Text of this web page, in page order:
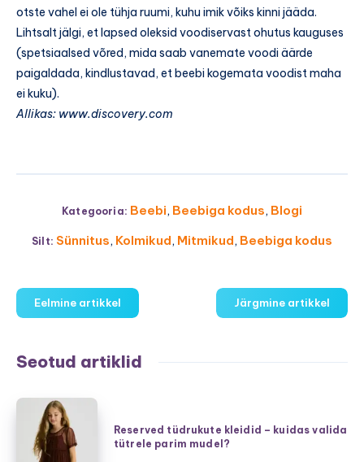
otste vahel ei ole tühja ruumi, kuhu imik võiks kinni jääda.
Lihtsalt jälgi, et lapsed oleksid voodiservast ohutus kauguses
(spetsiaalsed võred, mida saab vanemate voodi äärde
paigaldada, kindlustavad, et beebi kogemata voodist maha
ei kuku).
Allikas: www.discovery.com
Kategooria: Beebi, Beebiga kodus, Blogi
Silt: Sünnitus, Kolmikud, Mitmikud, Beebiga kodus
Eelmine artikkel Järgmine artikkel
Seotud artiklid
Reserved
tüdrukute
kleidid
Reserved tüdrukute kleidid – kuidas valida
tütrele parim mudel?